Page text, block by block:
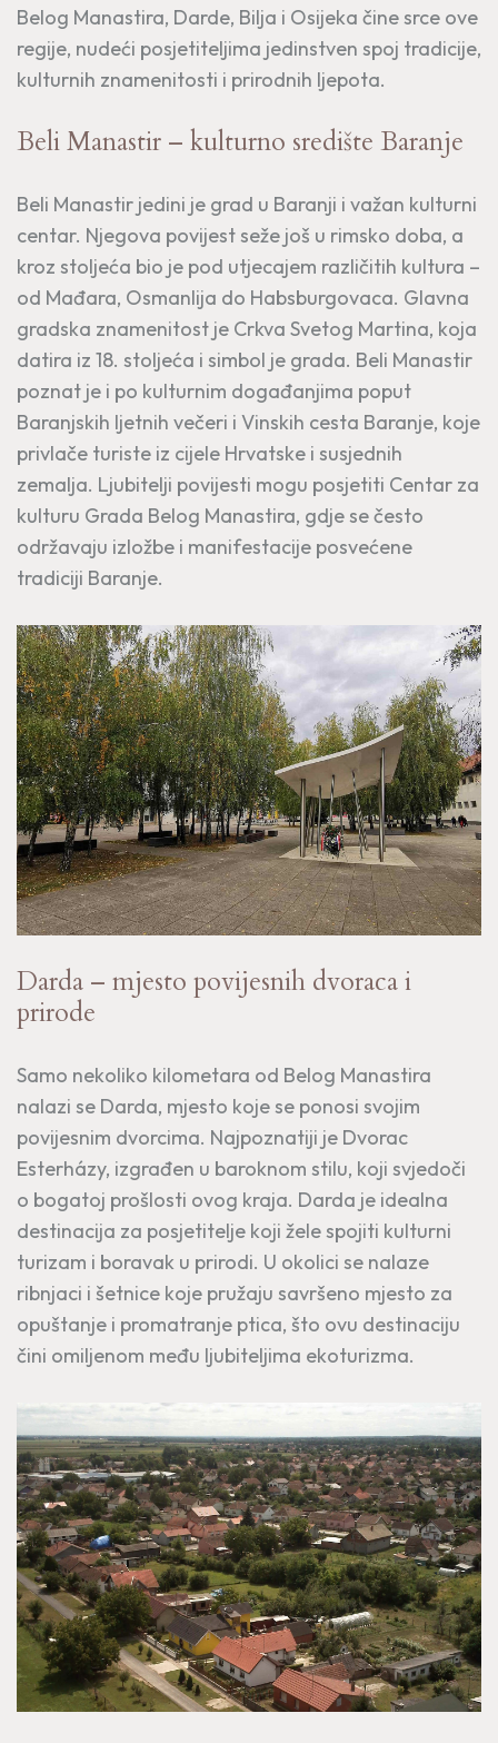
Belog Manastira, Darde, Bilja i Osijeka čine srce ove
regije, nudeći posjetiteljima jedinstven spoj tradicije,
kulturnih znamenitosti i prirodnih ljepota.
Beli Manastir – kulturno središte Baranje
Beli Manastir jedini je grad u Baranji i važan kulturni
centar. Njegova povijest seže još u rimsko doba, a
kroz stoljeća bio je pod utjecajem različitih kultura –
od Mađara, Osmanlija do Habsburgovaca. Glavna
gradska znamenitost je Crkva Svetog Martina, koja
datira iz 18. stoljeća i simbol je grada. Beli Manastir
poznat je i po kulturnim događanjima poput
Baranjskih ljetnih večeri i Vinskih cesta Baranje, koje
privlače turiste iz cijele Hrvatske i susjednih
zemalja. Ljubitelji povijesti mogu posjetiti Centar za
kulturu Grada Belog Manastira, gdje se često
održavaju izložbe i manifestacije posvećene
tradiciji Baranje.
Darda – mjesto povijesnih dvoraca i
prirode
Samo nekoliko kilometara od Belog Manastira
nalazi se Darda, mjesto koje se ponosi svojim
povijesnim dvorcima. Najpoznatiji je Dvorac
Esterházy, izgrađen u baroknom stilu, koji svjedoči
o bogatoj prošlosti ovog kraja. Darda je idealna
destinacija za posjetitelje koji žele spojiti kulturni
turizam i boravak u prirodi. U okolici se nalaze
ribnjaci i šetnice koje pružaju savršeno mjesto za
opuštanje i promatranje ptica, što ovu destinaciju
čini omiljenom među ljubiteljima ekoturizma.